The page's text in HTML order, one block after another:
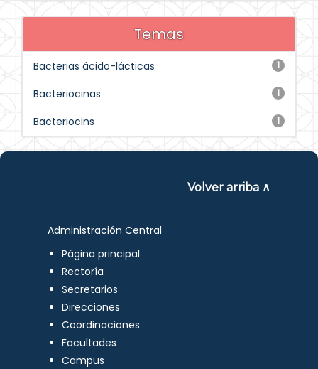
Temas
1
Bacterias ácido-lácticas
1
Bacteriocinas
1
Bacteriocins
Volver arriba ∧
Administración Central
Página principal
Rectoría
Secretarios
Direcciones
Coordinaciones
Facultades
Campus